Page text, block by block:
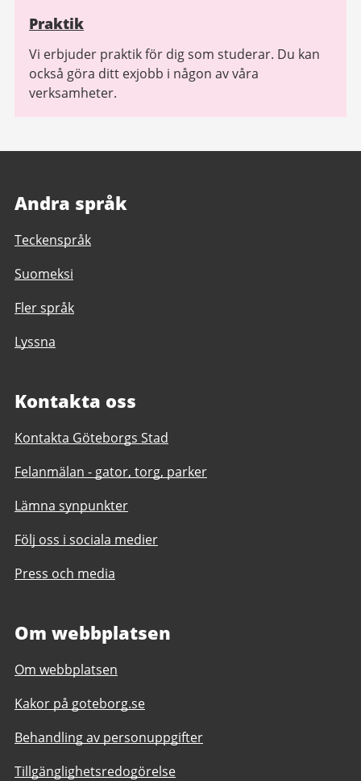
Praktik
Vi erbjuder praktik för dig som studerar. Du kan
också göra ditt exjobb i någon av våra
verksamheter.
Andra språk
Teckenspråk
Suomeksi
Fler språk
Lyssna
Kontakta oss
Kontakta Göteborgs Stad
Felanmälan - gator, torg, parker
Lämna synpunkter
Följ oss i sociala medier
Press och media
Om webbplatsen
Om webbplatsen
Kakor på goteborg.se
Behandling av personuppgifter
Tillgänglighetsredogörelse